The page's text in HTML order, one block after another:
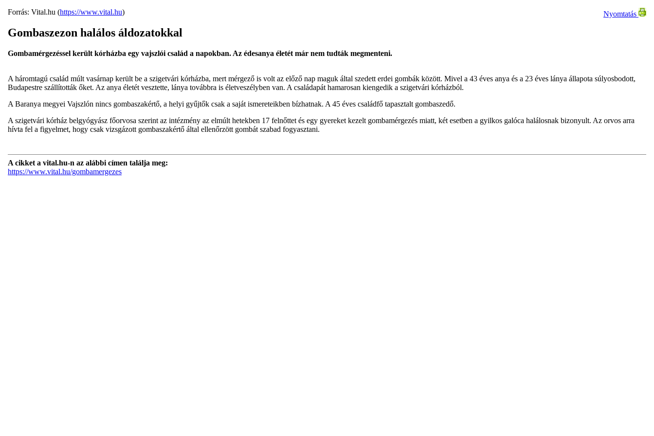
Nyomtatás
Forrás: Vital.hu (https://www.vital.hu)
Gombaszezon halálos áldozatokkal
Gombamérgezéssel került kórházba egy vajszlói család a napokban. Az édesanya életét már nem tudták megmenteni.
A háromtagú család múlt vasárnap került be a szigetvári kórházba, mert mérgező is volt az előző nap maguk által szedett erdei gombák között. Mivel a 43 éves anya és a 23 éves lánya állapota súlyosbodott,
Budapestre szállították őket. Az anya életét vesztette, lánya továbbra is életveszélyben van. A családapát hamarosan kiengedik a szigetvári kórházból.
A Baranya megyei Vajszlón nincs gombaszakértő, a helyi gyűjtők csak a saját ismereteikben bízhatnak. A 45 éves családfő tapasztalt gombaszedő.
A szigetvári kórház belgyógyász főorvosa szerint az intézmény az elmúlt hetekben 17 felnőttet és egy gyereket kezelt gombamérgezés miatt, két esetben a gyilkos galóca halálosnak bizonyult. Az orvos arra
hívta fel a figyelmet, hogy csak vizsgázott gombaszakértő által ellenőrzött gombát szabad fogyasztani.
A cikket a vital.hu-n az alábbi címen találja meg:
https://www.vital.hu/gombamergezes